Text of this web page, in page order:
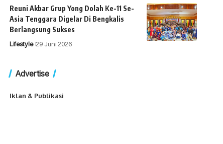
Reuni Akbar Grup Yong Dolah Ke-11 Se-
Asia Tenggara Digelar Di Bengkalis
Berlangsung Sukses
Lifestyle 29 Juni 2026
Advertise
Iklan & Publikasi